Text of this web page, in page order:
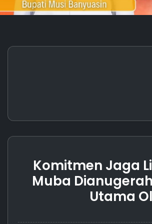
Komitmen Jaga
Muba
Utama